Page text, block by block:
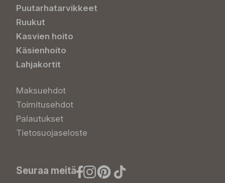
Puutarhatarvikkeet
Ruukut
Kasvien hoito
Käsienhoito
Lahjakortit
Maksuehdot
Toimitusehdot
Palautukset
Tietosuojaseloste
Seuraa meitä